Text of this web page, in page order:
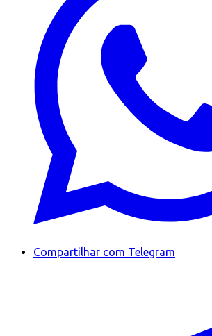
Compartilhar com Telegram